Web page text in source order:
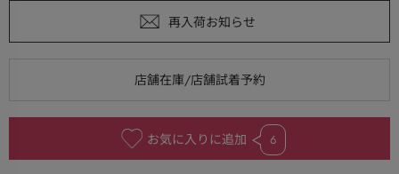
お気に入りに追加 6